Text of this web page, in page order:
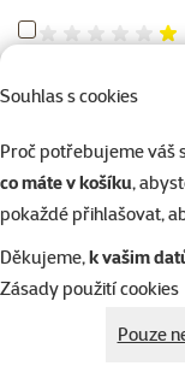
Souhlas s cookies
Proč potřebujeme váš
co máte v košíku,
pokaždé přihlašovat,
Děkujeme,k vašim
Zásady použití cookies
Pouze
Miniaturní
Velký